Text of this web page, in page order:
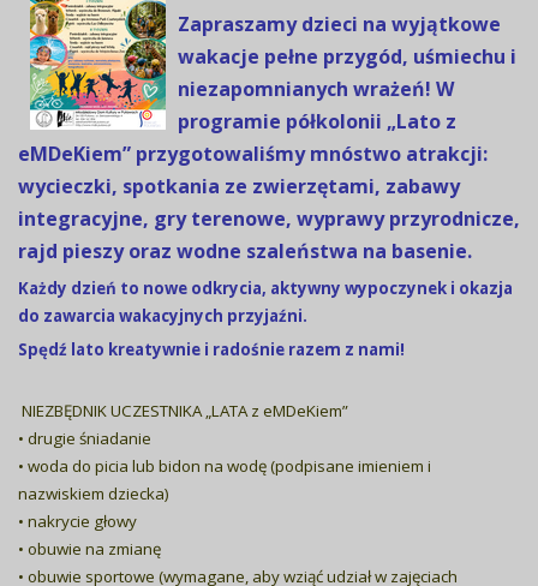
Zapraszamy dzieci na wyjątkowe
wakacje pełne przygód, uśmiechu i
niezapomnianych wrażeń! W
programie półkolonii „Lato z
eMDeKiem” przygotowaliśmy mnóstwo atrakcji:
wycieczki, spotkania ze zwierzętami, zabawy
integracyjne, gry terenowe, wyprawy przyrodnicze,
rajd pieszy oraz wodne szaleństwa na basenie.
Każdy dzień to nowe odkrycia, aktywny wypoczynek i okazja
do zawarcia wakacyjnych przyjaźni.
Spędź lato kreatywnie i radośnie razem z nami!
NIEZBĘDNIK UCZESTNIKA „LATA z eMDeKiem”
• drugie śniadanie
• woda do picia lub bidon na wodę (podpisane imieniem i
nazwiskiem dziecka)
• nakrycie głowy
• obuwie na zmianę
• obuwie sportowe (wymagane, aby wziąć udział w zajęciach